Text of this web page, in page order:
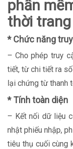
phần
thời trang
* Chức năng
– Cho phép truy
tiết, từ chi tiết ra
lại chứng từ thanh
* Tính toàn diện
– Kết nối dữ liệu
nhật phiếu nhập,
tiêu thụ cuối cùng